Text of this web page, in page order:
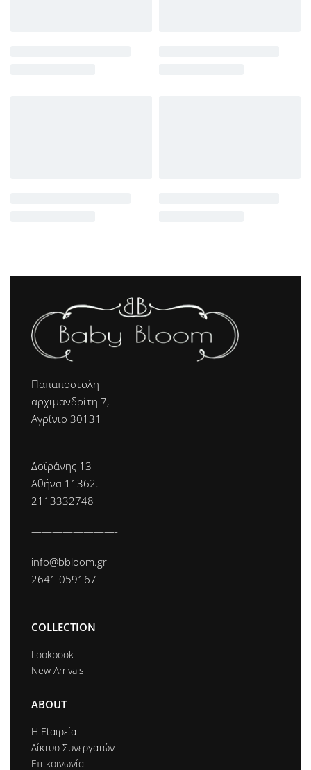
Παπαποστολη
αρχιμανδρίτη 7,
Αγρίνιο 30131
————————-
Δοϊράνης 13
Αθήνα 11362.
2113332748
————————-
info@bbloom.gr
2641 059167
COLLECTION
Lookbook
New Arrivals
ABOUT
Η Εtαιρεία
Δίκτυο Συνεργατών
Επικοινωνία